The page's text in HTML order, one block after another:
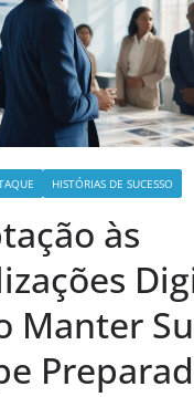
HISTÓRIAS DE SUCESSO
às
Manter